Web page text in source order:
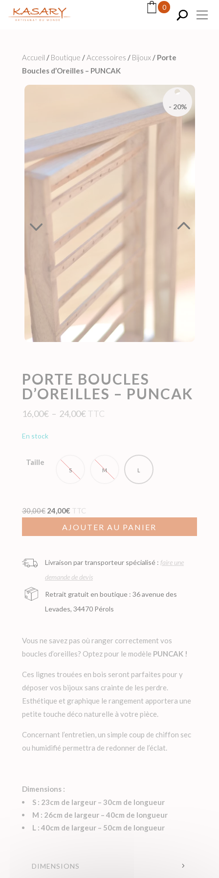
0
Accueil / Boutique /Accessoires / Bijoux/ Porte
Boucles d’Oreilles – PUNCAK
- 20%
PORTE BOUCLES
D’OREILLES – PUNCAK
16,00€ – 24,00€Plage
24,00€
TTC
en stock
Taille
S M L
30,00€ Le
initial
30,00€.
24,00€Le
prix
actuel
24,00€.
TTC
AJOUTER AU PANIER
Livraison par transporteur spécialisé : faire une
demande de devis
Retrait gratuit en boutique : 36 avenue des
Levades, 34470 Pérols
Vous ne savez pas où ranger correctement vos
boucles d’oreilles? Optez pour le modèle PUNCAK !
Ces lignes trouées en bois seront parfaites pour y
déposer vos bijoux sans crainte de les perdre.
Esthétique et graphique le rangement apportera une
petite touche déco naturelle à votre pièce.
Concernant l’entretien, un simple coup de chiffon sec
ou humidifié permettra de redonner de l’éclat.
Dimensions :
S : 23cm de largeur – 30cm de longueur
M : 26cm de largeur – 40cm de longueur
L : 40cm de largeur – 50cm de longueur
DIMENSIONS
Panneau de gestion des cookies